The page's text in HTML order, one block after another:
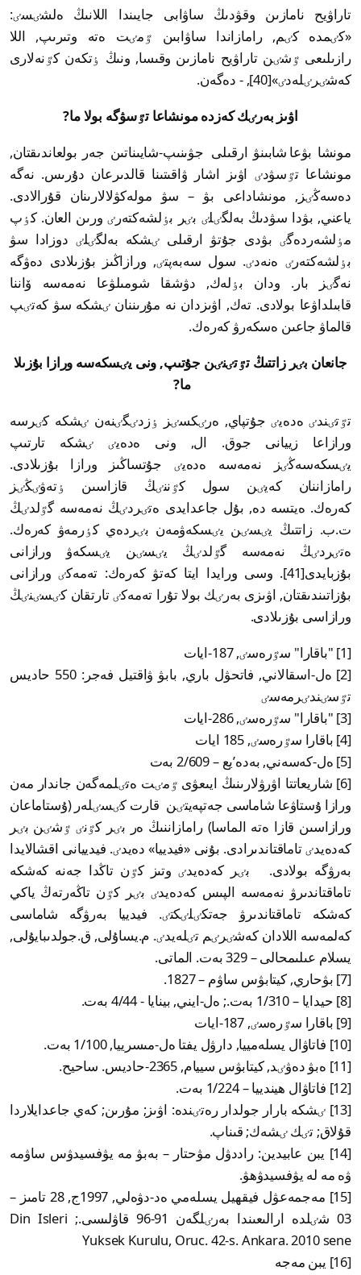
تاراۋيح نامازىن وقۋدىڭ ساۋابى جايىندا اللانىڭ ەلشٸسٸ:
«كٸمدە كٸم, رامازاندا ساۋابىن ٷمٸت ەتە وتىرىپ, اللا
رازىلىعى ٷشٸن تاراۋيح نامازىن وقىسا, ونىڭ ٶتكەن كٷنەلارى
كەشٸرٸلەدٸ»[40], - دەگەن.
اۋىز بەرٸك كەزدە مونشاعا تٷسۋگە بولا ما?
مونشا بۋعا شابىنۋ ارقىلى جۋىنىپ-شايىناتىن جەر بولعاندىقتان,
مونشاعا تٷسۋدٸ اۋىز اشار ۋاقىتىنا قالدىرعان دۇرىس. نەگە
دەسەڭٸز, مونشاداعى بۋ – سۋ مولەكۋلالارىنان قۇرالادى.
ياعني, بۋدا سۋدىڭ بەلگٸلٸ بٸر بٶلشەكتەرٸ ورىن العان. كٶپ
مٶلشەردەگٸ بۋدى جۇتۋ ارقىلى ٸشكە بەلگٸلٸ دوزادا سۋ
بٶلشەكتەرٸ ەنەدٸ. سول سەبەپتٸ, ورازاڭىز بۇزىلادى دەۋگە
نەگٸز بار. ودان بٶلەك, دۋشقا شومىلۋعا نەمەسە ۆاننا
قابىلداۋعا بولادى. تەك, اۋىزدان نە مۇرىننان ٸشكە سۋ كەتٸپ
قالماۋ جاعىن ەسكەرۋ كەرەك.
جانعان بٸر زاتتىڭ تٷتٸنٸن جۇتىپ, ونى يٸسكەسە ورازا بۇزىلا
ما?
تٷتٸندٸ ەدەيٸ جۇتپاي, ەرٸكسٸز ٶزدٸگٸنەن ٸشكە كٸرسە
ورازاعا زييانى جوق. ال, ونى ەدەيٸ ٸشكە تارتىپ
يٸسكەسەڭٸز نەمەسە ەدەيٸ جۇتساڭىز ورازا بۇزىلادى.
رامازاننان كەيٸن سول كٷننٸڭ قازاسىن ٶتەۋٸڭٸز
كەرەك. ەيتسە دە, بۇل جاعدايدى ەتٸردٸڭ نەمەسە گٷلدٸڭ
ت.ب. زاتتىڭ يٸسٸن يٸسكەۋمەن بٸردەي كٶرمەۋ كەرەك.
ەتٸردٸڭ نەمەسە گٷلدٸڭ يٸسٸن يٸسكەۋ ورازانى
بۇزبايدى[41]. وسى ورايدا ايتا كەتۋ كەرەك: تەمەكٸ ورازانى
بۇزاتىندىقتان, اۋىزى بەرٸك بولا تۇرا تەمەكٸ تارتقان كٸسٸنٸڭ
ورازاسى بۇزىلادى.
[1] "باقارا" سٷرەسٸ, 187-ايات
[2] ەل-اسقالاني, فاتحۋل باري, بابۋ ۋاقتيل فەجر: 550 حاديس
تٷسٸندٸرمەسٸ
[3] "باقارا" سٷرەسٸ, 286-ايات
[4] باقارا سٷرەسٸ, 185 ايات
[5] ەل-كەسەني, بەدە’يع – 2/609 بەت
[6] شاريعاتتا اۋرۋلارىنىڭ ايىعۋى ٷمٸت ەتٸلمەگەن جاندار مەن
ورازا ۇستاۋعا شاماسى جەتپەيتٸن قارت كٸسٸلەر (ۇستاماعان
ورازاسىن قازا ەتە الماسا) رامازاننىڭ ەر بٸر كٷنٸ ٷشٸن بٸر
كەدەيدٸ تاماقتاندىرادى. بۇنى «فيدييا» دەيدٸ. فيدييانى اقشالايدا
بەرۋگە بولادى. بٸر كەدەيدٸ وتىز كٷن تاڭدا جەنە كەشكە
تاماقتاندىرۋ نەمەسە الپىس كەدەيدٸ بٸر كٷن تاڭەرتەڭ ياكي
كەشكە تاماقتاندىرۋ جەتكٸلٸكتٸ. فيدييا بەرۋگە شاماسى
كەلمەسە اللادان كەشٸرٸم تٸلەيدٸ. م.يساۇلى, ق.جولدىبايۇلى,
يسلام عىلىمحالى – 329 بەت. الماتى.
[7] بۋحاري, كيتابۋس ساۋم – 1827.
[8] حيدايا – 1/310 بەت.; ەل-ايني, بينايا - 4/44 بەت.
[9] باقارا سٷرەسٸ, 187-ايات
[10] فاتاۋال يسلەمييا, دارۋل يفتا ەل-مىسرييا, 1/100 بەت.
[11] ەبۋ دەۋٸد, كيتابۋس سييام, 2365-حاديس. ساحيح.
[12] فاتاۋال ھيندييا – 1/224 بەت.
[13] ٸشكە بارار جولدار رەتٸندە: اۋىز; مۇرىن; كەي جاعدايلاردا
قۇلاق; تٸك ٸشەك; قىناپ.
[14] يبن عابيدين: راددۋل مۋحتار – بەبۋ مە يۋفسيدۋس ساۋمە
ۋە مە لە يۋفسيدۋھۋ.
[15] مەجمەعۋل فيقھيل يسلەمي ەد-دۋەلي, 1997ج, 28 تامىز –
03 شٸلدە ارالىعىندا بەرٸلگەن 91-96 قاۋلىسى.; Din Isleri
Yuksek Kurulu, Oruc. 42-s. Ankara. 2010 sene
[16] يبن مەجە